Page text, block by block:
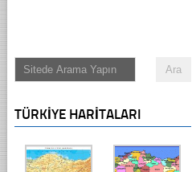
TÜRKIYE HARITALARI